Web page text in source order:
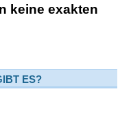
keine exakten
ES?